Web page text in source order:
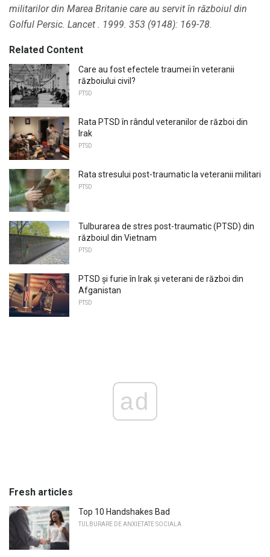
militarilor din Marea Britanie care au servit în războiul din
Golful Persic. Lancet . 1999. 353 (9148): 169-78.
Related Content
Care au fost efectele traumei în veteranii
războiului civil?
PTSD
Rata PTSD în rândul veteranilor de război din
Irak
PTSD
Rata stresului post-traumatic la veteranii militari
PTSD
Tulburarea de stres post-traumatic (PTSD) din
războiul din Vietnam
PTSD
PTSD și furie în Irak și veterani de război din
Afganistan
PTSD
ad
Fresh articles
Top 10 Handshakes Bad
TULBURARE DE ANXIETATE SOCIALA